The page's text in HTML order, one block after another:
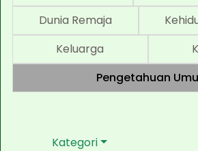
Dunia Remaja
Keluarga
Pengetahuan
Kategori